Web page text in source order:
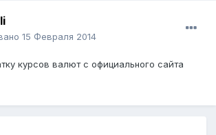
15 Февраля 2014
курсов валют с официального сайта